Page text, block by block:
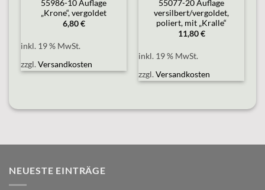
55986-10 Auflage
„Krone“, vergoldet
6,80€
inkl. 19 % MwSt.
zzgl.Versandkosten
55077-20 Auflage
versilbert/vergoldet,
poliert, mit „Kralle“
11,80€
inkl. 19 % MwSt.
zzgl.Versandkosten
NEUESTE EINTRÄGE